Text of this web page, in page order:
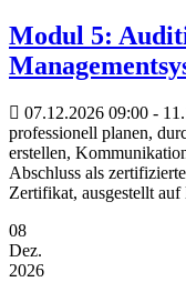
Modul 5:
07.12.2026 09:00 -
professionell planen,
erstellen,
Abschluss als
Zertifikat, ausgestellt
08
Dez.
2026